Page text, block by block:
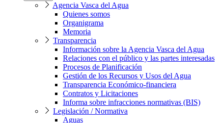
Agencia Vasca del Agua
Quienes somos
Organigrama
Memoria
Transparencia
Información sobre la Agencia Vasca del Agua
Relaciones con el público y las partes interesadas
Procesos de Planificación
Gestión de los Recursos y Usos del Agua
Transparencia Económico-financiera
Contratos y Licitaciones
Informa sobre infracciones normativas (BIS)
Legislación / Normativa
Aguas